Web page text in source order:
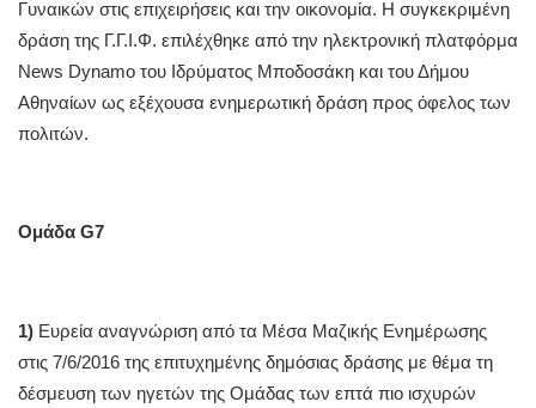
Γυναικών στις επιχειρήσεις και την οικονομία. Η συγκεκριμένη
δράση της Γ.Γ.Ι.Φ. επιλέχθηκε από την ηλεκτρονική πλατφόρμα
News Dynamo του Ιδρύματος Μποδοσάκη και του Δήμου
Αθηναίων ως εξέχουσα ενημερωτική δράση προς όφελος των
πολιτών.
Ομάδα G7
1) Ευρεία αναγνώριση από τα Μέσα Μαζικής Ενημέρωσης
στις 7/6/2016 της επιτυχημένης δημόσιας δράσης με θέμα τη
δέσμευση των ηγετών της Ομάδας των επτά πιο ισχυρών